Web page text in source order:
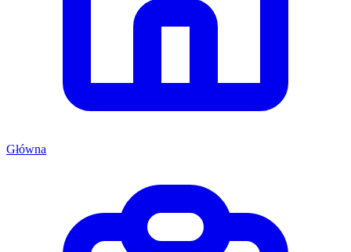
Główna